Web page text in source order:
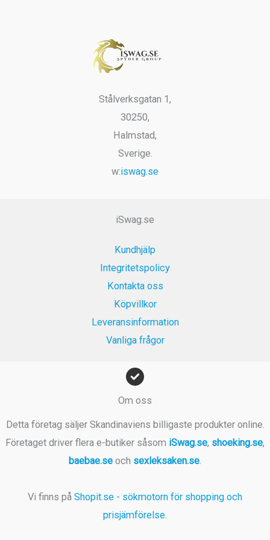
Stålverksgatan 1,
30250,
Halmstad,
Sverige.
w:iswag.se
iSwag.se
Kundhjälp
Integritetspolicy
Kontakta oss
Köpvillkor
Leveransinformation
Vanliga frågor
Om oss
Detta företag säljer Skandinaviens billigaste produkter online.
Företaget driver flera e-butiker såsom iSwag.se, shoeking.se,
baebae.se och sexleksaken.se.
Vi finns på Shopit.se - sökmotorn för shopping och
prisjämförelse.